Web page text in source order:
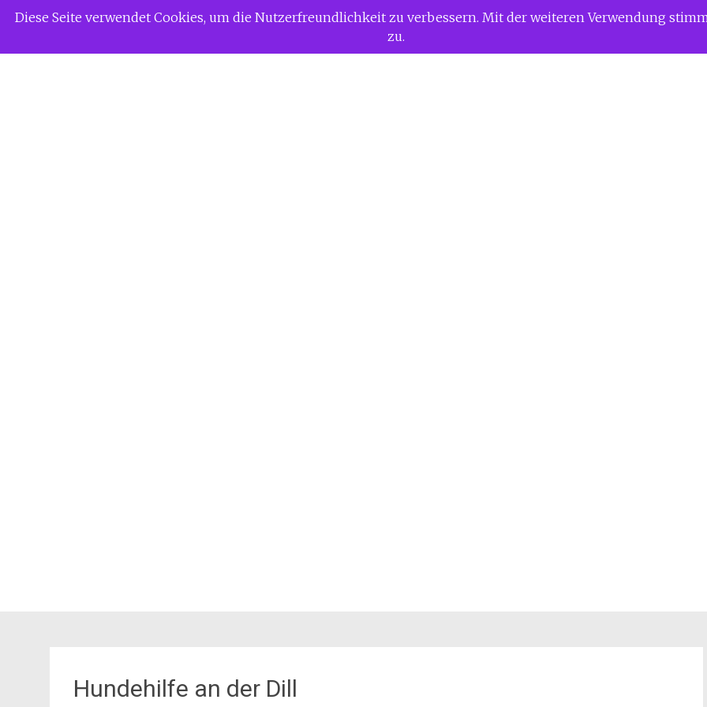
ZumSiggi Gerdaus Welt
Hundehilfe an der Dill
Diese Seite verwendet Cookies, um die Nutzerfreundlichkeit zu verbessern. Mit der weiteren Verwendung
zu.